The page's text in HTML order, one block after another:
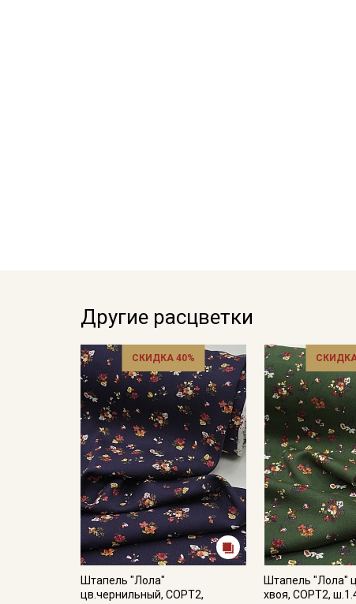
Другие расцветки
СКИДКА 40%
Штапель "Лола"
цв.чернильный, СОРТ2,
СКИДКА
Штапель "Лола"
хвоя, СОРТ2,